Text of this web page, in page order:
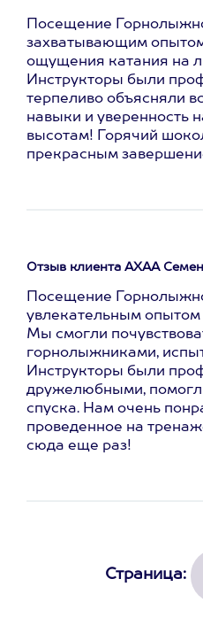
Посещение
захватывающим
ощущения катания на
Инструкторы были
терпеливо объясняли
навыки и уверенность
высотам! Горячий
прекрасным
Отзыв клиента АХАА Семен
Посещение
увлекательным
Мы смогли
горнолыжниками,
Инструкторы были
дружелюбными,
спуска. Нам очень
проведенное на
сюда еще раз!
Страница: